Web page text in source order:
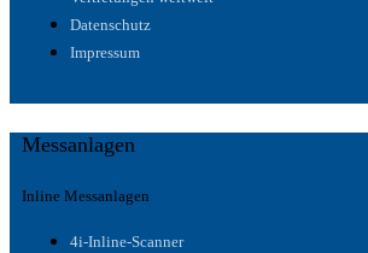
Datenschutz
Impressum
Messanlagen
Inline Messanlagen
4i-Inline-Scanner